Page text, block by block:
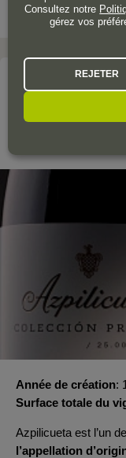
AZPILICUETA
Année de création
Surface totale du
Azpilicueta est l’un
l’appellation
Consultez notre
gérez vos
REJETER